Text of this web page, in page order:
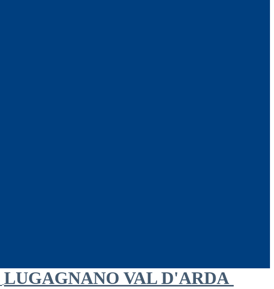
LUGAGNANO VAL D'ARDA